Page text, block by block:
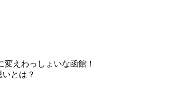
えわっしょいな函館！
とは？